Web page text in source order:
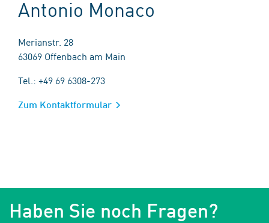
Antonio Monaco
Merianstr. 28
63069 Offenbach am Main
Tel.: +49 69 6308-273
Zum Kontaktformular
Haben Sie noch Fragen?